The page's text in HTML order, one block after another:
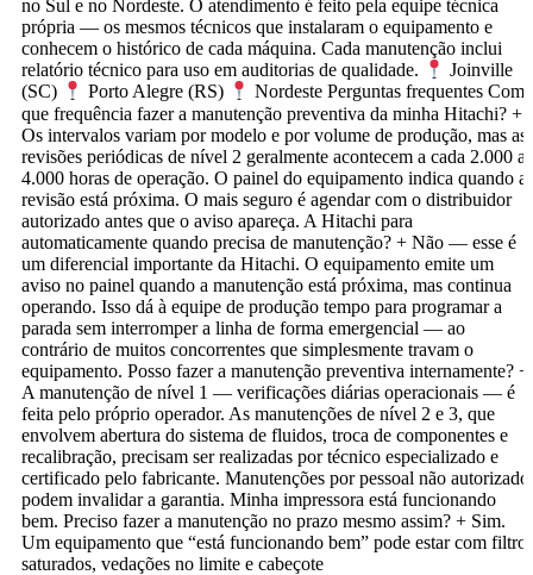
no Sul e no Nordeste. O atendimento é feito pela equipe técnica
própria — os mesmos técnicos que instalaram o equipamento e
conhecem o histórico de cada máquina. Cada manutenção inclui
relatório técnico para uso em auditorias de qualidade.
Joinville
(SC)
Porto Alegre (RS)
Nordeste Perguntas frequentes Com
que frequência fazer a manutenção preventiva da minha Hitachi? +
Os intervalos variam por modelo e por volume de produção, mas as
revisões periódicas de nível 2 geralmente acontecem a cada 2.000 a
4.000 horas de operação. O painel do equipamento indica quando a
revisão está próxima. O mais seguro é agendar com o distribuidor
autorizado antes que o aviso apareça. A Hitachi para
automaticamente quando precisa de manutenção? + Não — esse é
um diferencial importante da Hitachi. O equipamento emite um
aviso no painel quando a manutenção está próxima, mas continua
operando. Isso dá à equipe de produção tempo para programar a
parada sem interromper a linha de forma emergencial — ao
contrário de muitos concorrentes que simplesmente travam o
equipamento. Posso fazer a manutenção preventiva internamente? +
A manutenção de nível 1 — verificações diárias operacionais — é
feita pelo próprio operador. As manutenções de nível 2 e 3, que
envolvem abertura do sistema de fluidos, troca de componentes e
recalibração, precisam ser realizadas por técnico especializado e
certificado pelo fabricante. Manutenções por pessoal não autorizado
podem invalidar a garantia. Minha impressora está funcionando
bem. Preciso fazer a manutenção no prazo mesmo assim? + Sim.
Um equipamento que “está funcionando bem” pode estar com filtros
saturados, vedações no limite e cabeçote